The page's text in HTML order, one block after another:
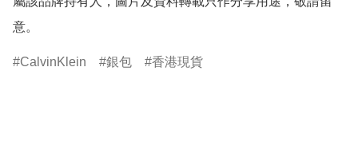
意。
CalvinKlein 銀包 香港現貨